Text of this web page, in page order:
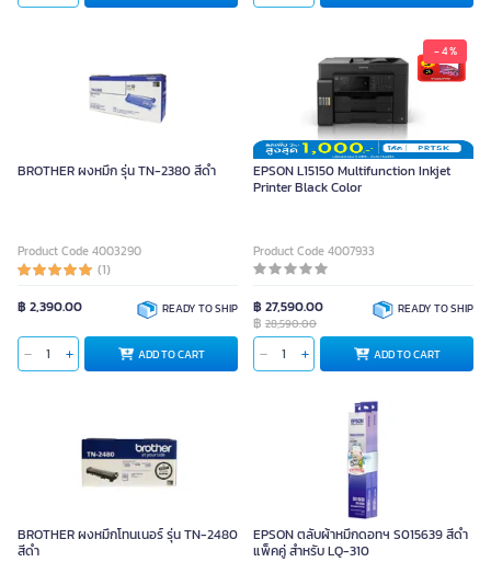
BROTHER ผงหมึก รุ่น TN-2380 สีดำ
Product Code 4003290
(1)
฿ 2,390.00
READY TO SHIP
ADD TO CART
- 4 %
EPSON L15150 Multifunction Inkjet
Printer Black Color
Product Code 4007933
฿ 27,590.00
฿ 28,590.00
READY TO SHIP
ADD TO CART
BROTHER ผงหมึกโทนเนอร์ รุ่น TN-2480
สีดำ
EPSON ตลับผ้าหมึกดอทฯ S015639 สีดำ
แพ็คคู่ สำหรับ LQ-310